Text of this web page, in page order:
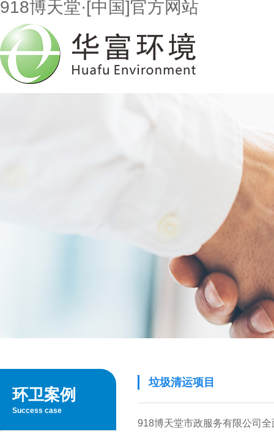
918博天堂·[中国]官方网站
环卫案例
Success case
垃圾清运项目
918博天堂市政服